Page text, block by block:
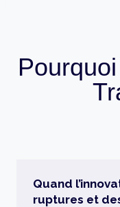
Quand
ruptures et